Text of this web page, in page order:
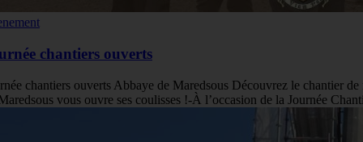
chantiers ouverts
chantiers ouverts Abbaye de Maredsous Découvrez le chantier
vous ouvre ses coulisses !-À l’occasion de la Journée